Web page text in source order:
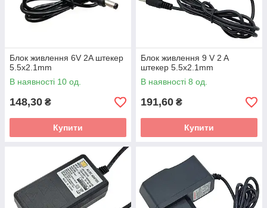
Блок живлення 6V 2A штекер
5.5x2.1mm
В наявності 10 од.
148,30 ₴
Купити
Блок живлення 9 V 2 A
штекер 5.5x2.1mm
В наявності 8 од.
191,60 ₴
Купити